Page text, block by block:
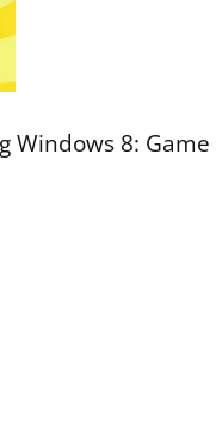
Windows 8: